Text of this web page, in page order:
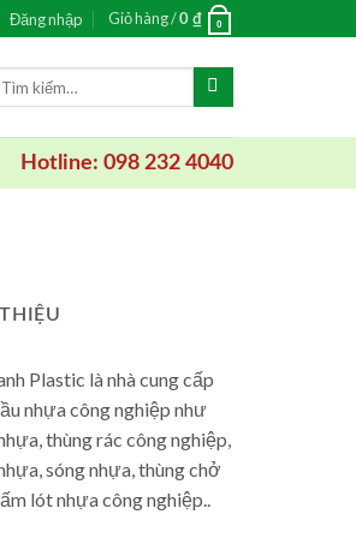
Đăng nhập Giỏ hàng /0 ₫ 0
Hotline: 098 232 4040
Plastic là nhà cung cấp
nhựa công nghiệp như
thùng rác công nghiệp,
sóng nhựa, thùng chở
lót nhựa công nghiệp..